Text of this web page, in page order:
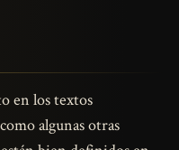
en los textos
algunas otras